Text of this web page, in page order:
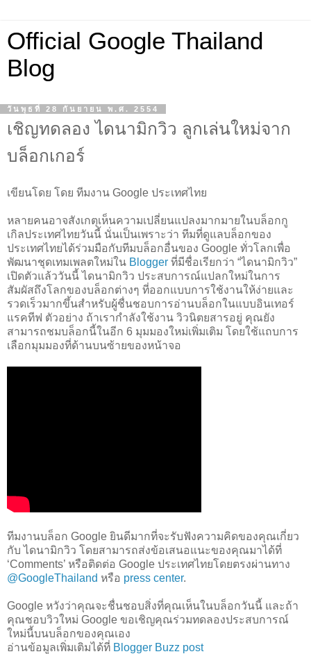
Official Google Thailand
Blog
วันพุธที่ 28 กันยายน พ.ศ. 2554
เชิญทดลอง ไดนามิกวิว ลูกเล่นใหม่จาก
บล็อกเกอร์
เขียนโดย โดย ทีมงาน Google ประเทศไทย
หลายคนอาจสังเกตุเห็นความเปลี่ยนแปลงมากมายในบล็อกกู
เกิลประเทศไทยวันนี้ นั่นเป็นเพราะว่า ทีมที่ดูแลบล็อกของ
ประเทศไทยได้ร่วมมือกับทีมบล็อกอื่นของ Google ทั่วโลกเพื่อ
พัฒนาชุดเทมเพลตใหม่ใน Blogger ที่มีชื่อเรียกว่า “ไดนามิกวิว”
เปิดตัวแล้ววันนี้ ไดนามิกวิว ประสบการณ์แปลกใหม่ในการ
สัมผัสถึงโลกของบล็อกต่างๆ ที่ออกแบบการใช้งานให้ง่ายและ
รวดเร็วมากขึ้นสำหรับผู้ชื่นชอบการอ่านบล็อกในแบบอินเทอร์
แรคทีฟ ตัวอย่าง ถ้าเรากำลังใช้งาน วิวนิตยสารอยู่ คุณยัง
สามารถชมบล็อกนี้ในอีก 6 มุมมองใหม่เพิ่มเติม โดยใช้แถบการ
เลือกมุมมองที่ด้านบนซ้ายของหน้าจอ
ทีมงานบล็อก Google ยินดีมากที่จะรับฟังความคิดของคุณเกี่ยว
กับ ไดนามิกวิว โดยสามารถส่งข้อเสนอแนะของคุณมาได้ที่
‘Comments’ หรือติดต่อ Google ประเทศไทยโดยตรงผ่านทาง
@GoogleThailand หรือ press center.
Google หวังว่าคุณจะชื่นชอบสิ่งที่คุณเห็นในบล็อกวันนี้ และถ้า
คุณชอบวิวใหม่ Google ขอเชิญคุณร่วมทดลองประสบการณ์
ใหม่นี้บนบล็อกของคุณเอง
อ่านข้อมูลเพิ่มเติมได้ที่ Blogger Buzz post